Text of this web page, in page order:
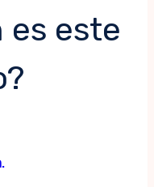
es este